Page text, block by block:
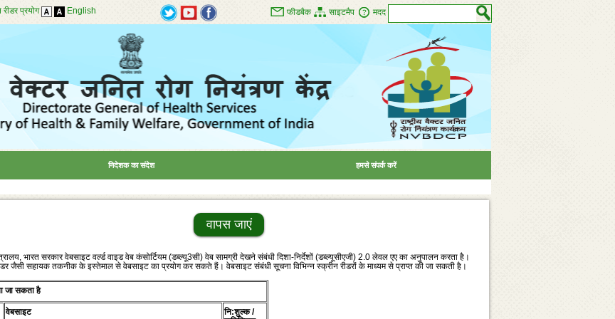
रीडर प्रयोग English फीडबैक साइटमैप मदद
निदेशक का संदेश हमसे संपर्क करें
वापस जाएं
भारत सरकार वेबसाइट वर्ल्‍ड वाइड वेब कंसोर्टियम (डब्‍ल्‍यू3सी) वेब सामग्री देखने संबंधी दिशा-निर्देशों (डब्‍ल्‍यूसीएजी) 2.0 लेवल एए का अनुपालन करता है।
जैसी सहायक तकनीक के इस्‍तेमाल से वेबसाइट का प्रयोग कर सकते हैं। वेबसाइट संबंधी सूचना विभिन्‍न स्‍क्रीन रीडरों के माध्‍यम से प्राप्‍त की जा सकती है।
जा सकता है
वेबसाइट
नि:शुल्‍क /